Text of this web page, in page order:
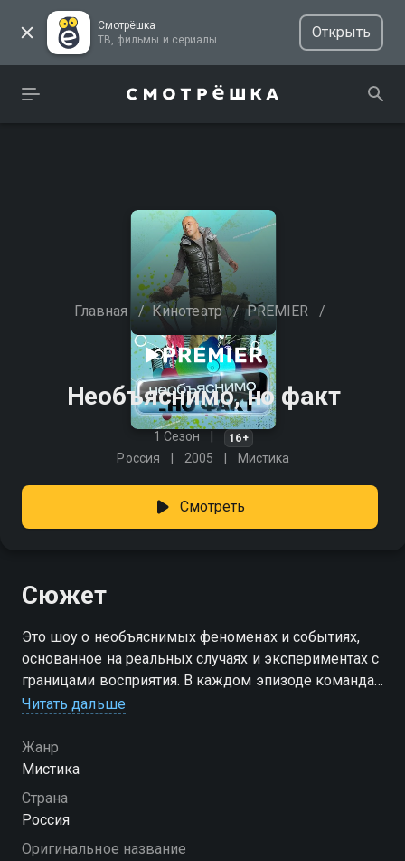
Смотрёшка
ТВ, фильмы и сериалы
Открыть
Главная / Кинотеатр / PREMIER /
Необъяснимо, но факт
1 Сезон 16+
Россия 2005 Мистика
Смотреть
Сюжет
Это шоу о необъяснимых феноменах и событиях,
основанное на реальных случаях и экспериментах с
границами восприятия. В каждом эпизоде команда
специалистов проверяет достоверность историй и
столкнувшихся с тем, что нельзя объяснить
привычными законами. «Необъяснимо, но факт» —
смотрите онлайн в хорошем качестве.
Читать дальше
Жанр
Мистика
Страна
Россия
Оригинальное название